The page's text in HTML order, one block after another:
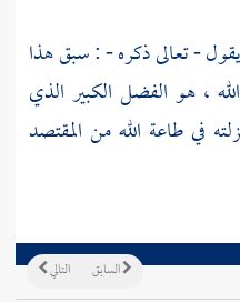
- تعالى ذكره - : سبق هذا
، هو الفضل الكبير الذي
في طاعة الله من المقتصد
التالي السابق